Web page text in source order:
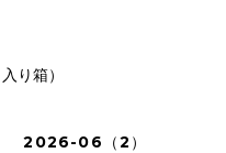
り箱）
2026-06（2）